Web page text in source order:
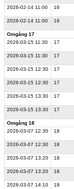
2026-02-14 11:00 16
2026-02-14 11:00 16
Omgång 17
2026-03-15 11:30 17
2026-03-15 11:30 17
2026-03-15 12:30 17
2026-03-15 12:30 17
2026-03-15 13:30 17
2026-03-15 13:30 17
Omgång 18
2026-03-07 12:30 18
2026-03-07 12:30 18
2026-03-07 13:20 18
2026-03-07 13:20 18
2026-03-07 14:10 18